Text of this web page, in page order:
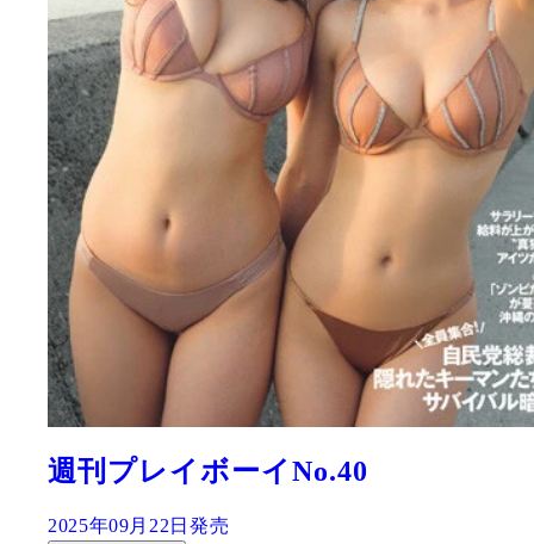
週刊プレイボーイNo.40
2025年09月22日発売